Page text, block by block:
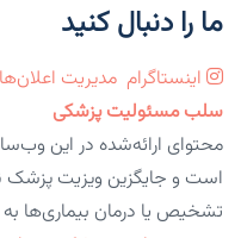
ما را دنبال کنید
اینستاگرام مدیریت اعلان‌ها
سلب مسئولیت پزشکی
محتوای ارائه‌شده در این
است و جایگزین ویزیت
تشخیص یا درمان بیماری‌ها به